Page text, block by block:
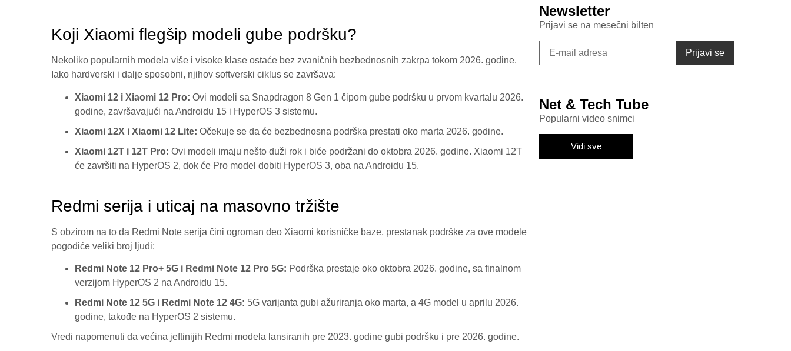
Koji Xiaomi flegšip modeli gube podršku?
Nekoliko popularnih modela više i visoke klase ostaće bez zvaničnih bezbednosnih zakrpa tokom 2026. godine.
Iako hardverski i dalje sposobni, njihov softverski ciklus se završava:
Xiaomi 12 i Xiaomi 12 Pro: Ovi modeli sa Snapdragon 8 Gen 1 čipom gube podršku u prvom kvartalu 2026.
godine, završavajući na Androidu 15 i HyperOS 3 sistemu.
Xiaomi 12X i Xiaomi 12 Lite: Očekuje se da će bezbednosna podrška prestati oko marta 2026. godine.
Xiaomi 12T i 12T Pro: Ovi modeli imaju nešto duži rok i biće podržani do oktobra 2026. godine. Xiaomi 12T
će završiti na HyperOS 2, dok će Pro model dobiti HyperOS 3, oba na Androidu 15.
Redmi serija i uticaj na masovno tržište
S obzirom na to da Redmi Note serija čini ogroman deo Xiaomi korisničke baze, prestanak podrške za ove modele
pogodiće veliki broj ljudi:
Redmi Note 12 Pro+ 5G i Redmi Note 12 Pro 5G: Podrška prestaje oko oktobra 2026. godine, sa finalnom
verzijom HyperOS 2 na Androidu 15.
Redmi Note 12 5G i Redmi Note 12 4G: 5G varijanta gubi ažuriranja oko marta, a 4G model u aprilu 2026.
godine, takođe na HyperOS 2 sistemu.
Vredi napomenuti da većina jeftinijih Redmi modela lansiranih pre 2023. godine gubi podršku i pre 2026. godine.
Newsletter
Prijavi se na mesečni bilten
Net & Tech Tube
Popularni video snimci
Vidi sve